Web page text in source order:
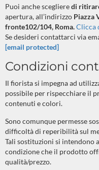
Puoi anche sceglieredi
apertura, all’indirizzo Piazza
fronte102/104, Roma.Clicca
Se desideri contattarci via
[email protected]
Condizioni
Il fiorista si impegna ad
possibile per rispecchiare il
contenuti e colori.
Sono comunque permesse
difficoltà di reperibilità sul
Tali sostituzioni si intendono
condizione che il prodotto
qualità/prezzo.